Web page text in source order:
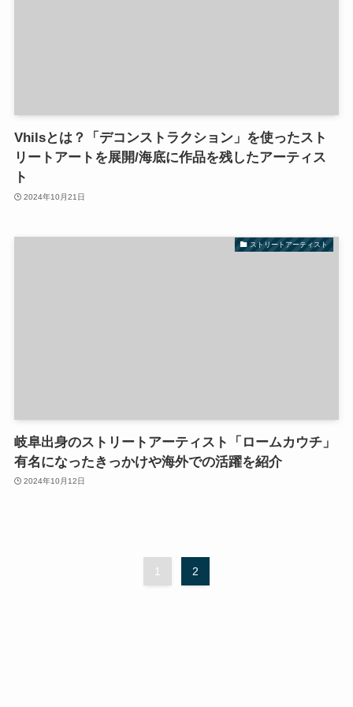
Vhilsとは？「デコンストラクション」を使ったスト
リートアートを展開/海底に作品を残したアーティス
ト
2024年10月21日
ストリートアーティスト
岐阜出身のストリートアーティスト「ロームカウチ」
有名になったきっかけや海外での活躍を紹介
2024年10月12日
1 2